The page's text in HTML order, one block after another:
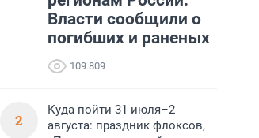
Власти сообщили о
погибших и раненых
109 809
2
Куда пойти 31 июля–2
августа: праздник флоксов,